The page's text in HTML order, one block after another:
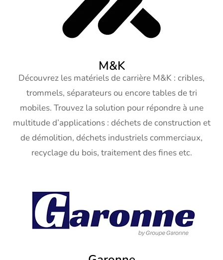
M&K
Découvrez les matériels de carrière M&K : cribles,
trommels, séparateurs ou encore tables de tri
mobiles. Trouvez la solution pour répondre à une
multitude d’applications : déchets de construction et
de démolition, déchets industriels commerciaux,
recyclage du bois, traitement des fines etc.